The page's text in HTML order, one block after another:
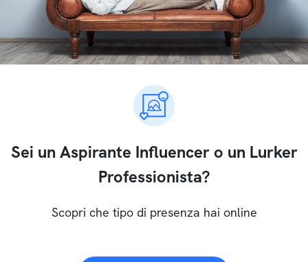
Sei un Aspirante Influencer o un Lurker
Professionista?
Scopri che tipo di presenza hai online